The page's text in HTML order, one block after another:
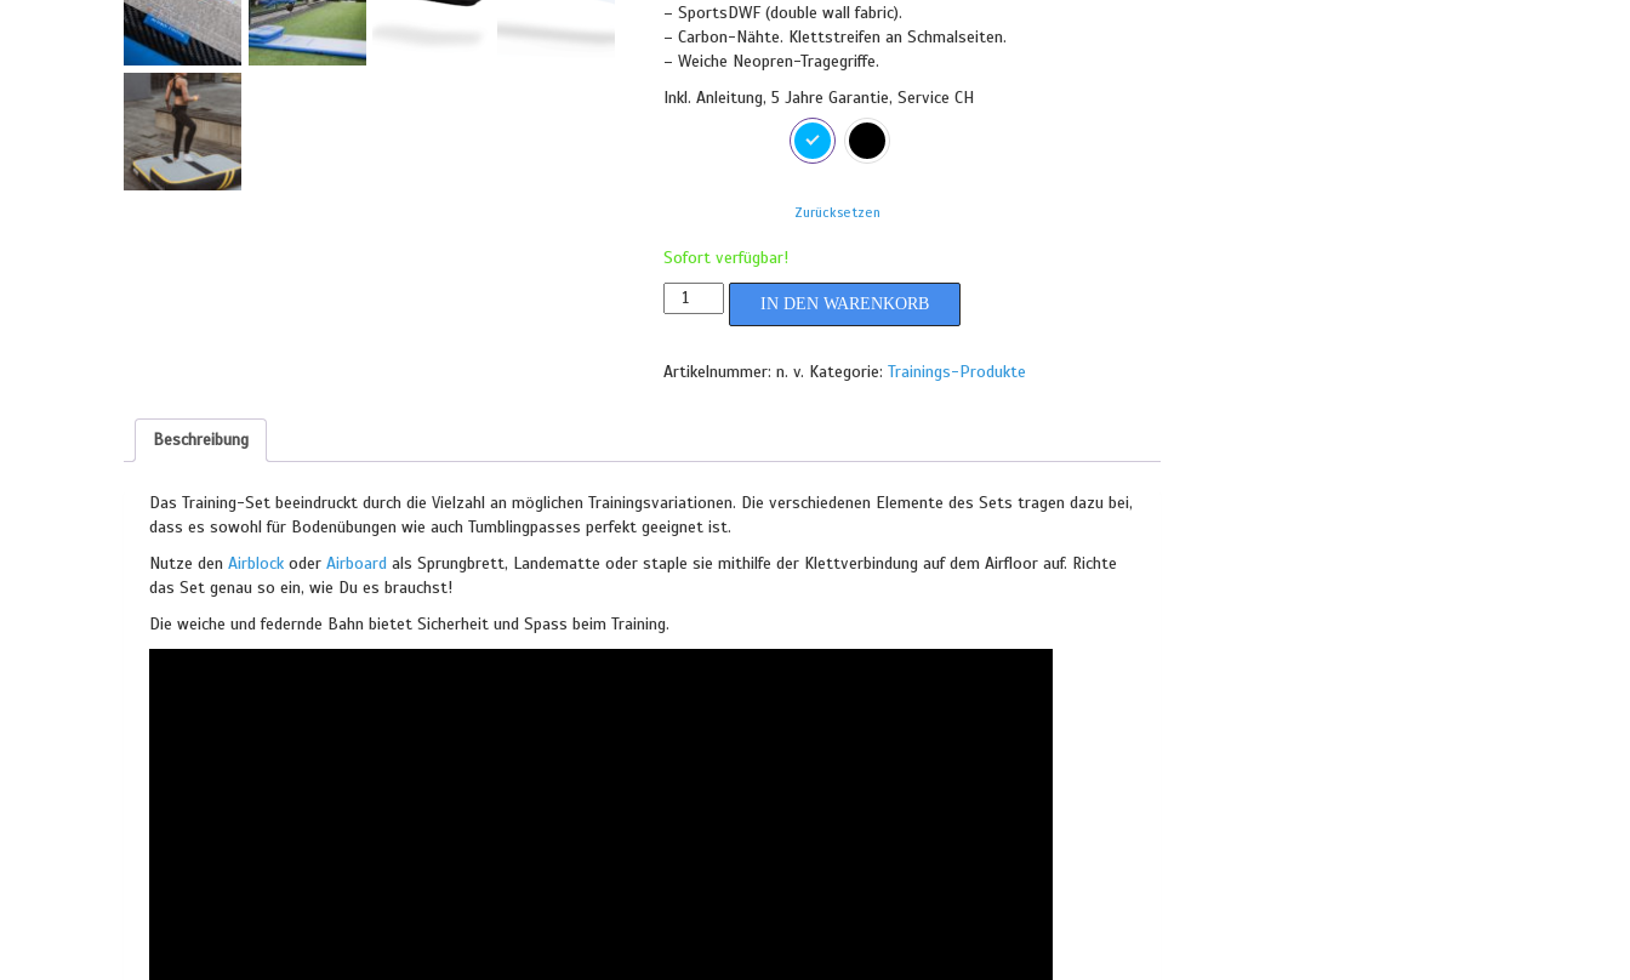
– SportsDWF (double wall fabric).
– Carbon-Nähte. Klettstreifen an Schmalseiten.
– Weiche Neopren-Tragegriffe.
Inkl. Anleitung, 5 Jahre Garantie, Service CH
Zurücksetzen
Sofort verfügbar!
IN DEN WARENKORB
Artikelnummer: n. v. Kategorie: Trainings-Produkte
Beschreibung
Das Training-Set beeindruckt durch die Vielzahl an möglichen Trainingsvariationen. Die verschiedenen Elemente des Sets tragen dazu bei,
dass es sowohl für Bodenübungen wie auch Tumblingpasses perfekt geeignet ist.
Nutze den Airblock oder Airboard als Sprungbrett, Landematte oder staple sie mithilfe der Klettverbindung auf dem Airfloor auf. Richte
das Set genau so ein, wie Du es brauchst!
Die weiche und federnde Bahn bietet Sicherheit und Spass beim Training.